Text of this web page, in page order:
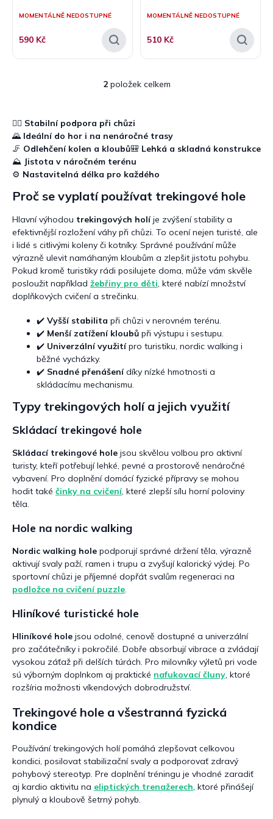
ů
MOMENTÁLNĚ NEDOSTUPNÉ
590 Kč
MOMENTÁLNĚ NEDOSTUPNÉ
510 Kč
O
d
a
c
í
p
r
v
k
y
v
ý
p
i
s
u
2položek celkem
🚶‍♂️ Stabilní podpora při chůzi
🌄 Ideální do hor i na nenáročné trasy
🦵 Odlehčení kolen a kloubů🎒 Lehká a skladná konstrukce
⛰️ Jistota v náročném terénu
⚙️ Nastavitelná délka pro každého
Proč se vyplatí používat trekingové hole
Hlavní výhodou trekingových holíje zvýšení stability a
efektivnější rozložení váhy při chůzi. To ocení nejen turisté, ale
i lidé s citlivými koleny či kotníky. Správné používání může
výrazně ulevit namáhaným kloubům a zlepšit jistotu pohybu.
Pokud kromě turistiky rádi posilujete doma, může vám skvěle
posloužit například žebřiny pro děti, které nabízí množství
doplňkových cvičení a strečinku.
✔️ Vyšší stabilita při chůzi v nerovném terénu.
✔️ Menší zatížení kloubů při výstupu i sestupu.
✔️ Univerzální využitípro turistiku, nordic walking i
běžné vycházky.
✔️ Snadné přenášenídíky nízké hmotnosti a
skládacímu mechanismu.
Typy trekingových holí a jejich využití
Skládací trekingové hole
Skládací trekingové hole jsou skvělou volbou pro aktivní
turisty, kteří potřebují lehké, pevné a prostorově nenáročné
vybavení. Pro doplnění domácí fyzické přípravy se mohou
hodit také činky na cvičení, které zlepší sílu horní poloviny
těla.
Hole na nordic walking
Nordic walking hole podporují správné držení těla, výrazně
aktivují svaly paží, ramen i trupu a zvyšují kalorický výdej. Po
sportovní chůzi je příjemné dopřát svalům regeneraci na
podložce na cvičení puzzle.
Hliníkové turistické hole
Hliníkové hole jsou odolné, cenově dostupné a univerzální
pro začátečníky i pokročilé. Dobře absorbují vibrace a zvládají
vysokou záťaž při delších túrách. Pro milovníky výletů pri vode
sú výborným doplnkom aj praktické nafukovací čluny, ktoré
rozšíria možnosti víkendových dobrodružství.
Trekingové hole a všestranná fyzická
kondice
Používání trekingových holí pomáhá zlepšovat celkovou
kondici, posilovat stabilizační svaly a podporovať zdravý
pohybový stereotyp. Pre doplnění tréningu je vhodné zaradiť
aj kardio aktivitu na eliptických trenažerech, ktoré přinášejí
plynulý a kloubově šetrný pohyb.